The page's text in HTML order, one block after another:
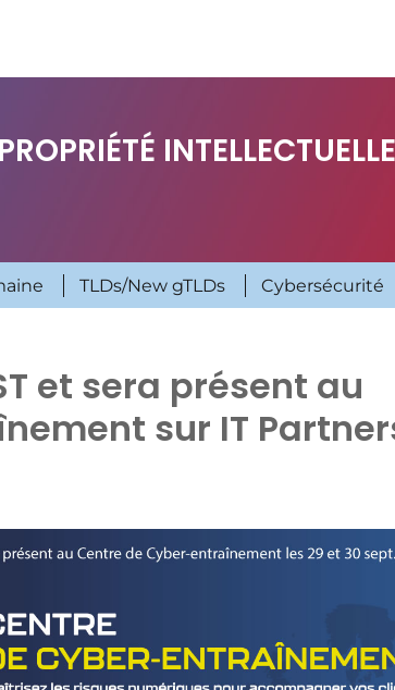
TLDs/New gTLDs Cybersécurité
et sera présent au
sur IT